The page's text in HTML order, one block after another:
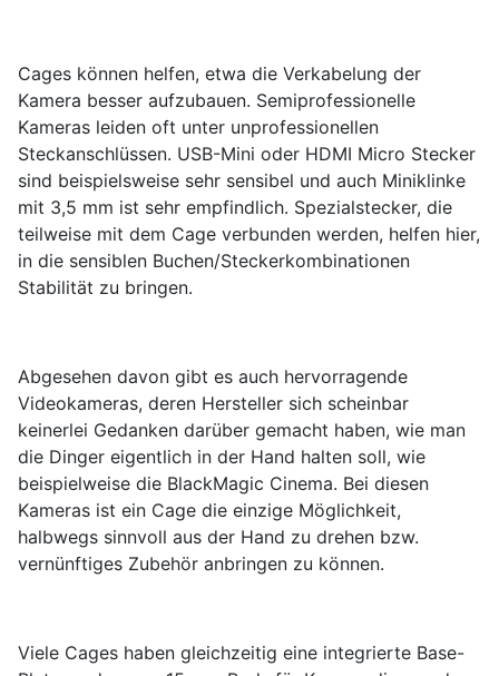
Cages können helfen, etwa die Verkabelung der
Kamera besser aufzubauen. Semiprofessionelle
Kameras leiden oft unter unprofessionellen
Steckanschlüssen. USB-Mini oder HDMI Micro Stecker
sind beispielsweise sehr sensibel und auch Miniklinke
mit 3,5 mm ist sehr empfindlich. Spezialstecker, die
teilweise mit dem Cage verbunden werden, helfen hier,
in die sensiblen Buchen/Steckerkombinationen
Stabilität zu bringen.
Abgesehen davon gibt es auch hervorragende
Videokameras, deren Hersteller sich scheinbar
keinerlei Gedanken darüber gemacht haben, wie man
die Dinger eigentlich in der Hand halten soll, wie
beispielweise die BlackMagic Cinema. Bei diesen
Kameras ist ein Cage die einzige Möglichkeit,
halbwegs sinnvoll aus der Hand zu drehen bzw.
vernünftiges Zubehör anbringen zu können.
Viele Cages haben gleichzeitig eine integrierte Base-